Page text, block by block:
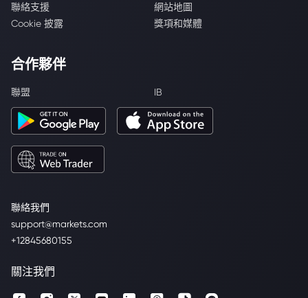
聯絡我們
support@markets.com
+12845680155
聯絡支援
網站地圖
Cookie 披露
獎項和媒體
合作夥伴
聯盟 IB
關注我們